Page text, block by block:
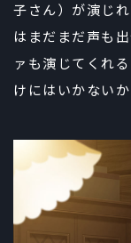
子さん）が演じ
はまだまだ声も
ァも演じてくれ
けにはいかないか